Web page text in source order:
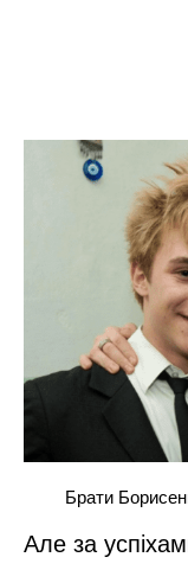
Брати
Але за